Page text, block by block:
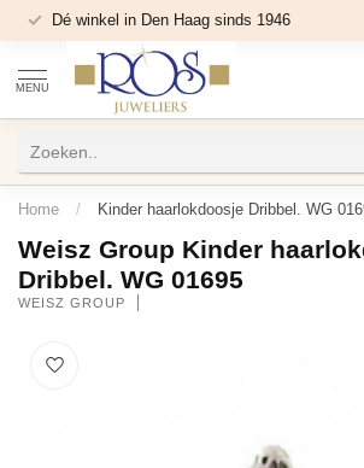
Dé winkel in Den Haag sinds 1946
MENU
Home / Kinder haarlokdoosje Dribbel. WG
Weisz Group Kinder
Dribbel. WG 01695
WEISZ GROUP